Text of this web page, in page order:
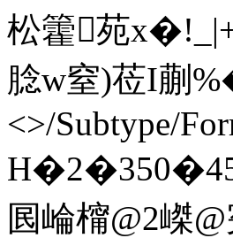
松籗苑
腍w窒)莅I蒯
<>/Subtype/
囻崘橣@2嵥